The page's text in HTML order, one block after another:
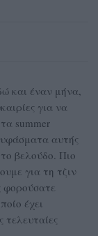
και έναν μήνα,
για να
summer
αυτής
βελούδο. Πιο
για τη τζιν
φορούσατε
έχει
τελευταίες